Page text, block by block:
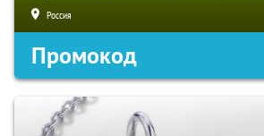
Россия
Промокод